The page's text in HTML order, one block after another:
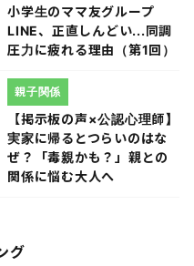
小学生のママ友グループ
LINE、正直しんどい...同調
圧力に疲れる理由（第1回）
【掲示板の声×公認心理師】
実家に帰るとつらいのはな
ぜ？「毒親かも？」親との
関係に悩む大人へ
親子関係
グ